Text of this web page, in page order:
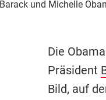
Barack und Michelle
Die
Präsident
Bild, auf